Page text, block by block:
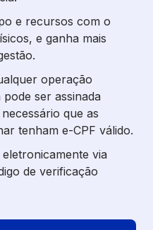
e recursos com o
e ganha mais
operação
ser assinada
que as
tenham e-CPF válido.
via
de verificação